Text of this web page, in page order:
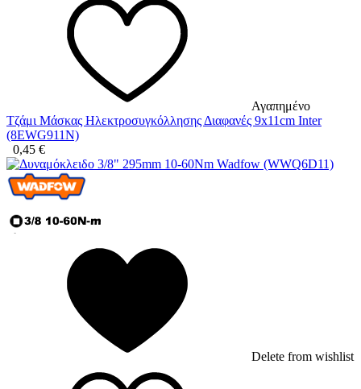
Αγαπημένο
Τζάμι Μάσκας Ηλεκτροσυγκόλλησης Διαφανές 9x11cm Inter
(8EWG911N)
0,45 €
Delete from wishlist